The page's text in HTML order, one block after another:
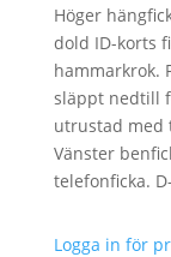
Höger
dold ID-korts
hammarkrok.
släppt nedtill
utrustad med
Vänster
telefonficka.
Logga in för